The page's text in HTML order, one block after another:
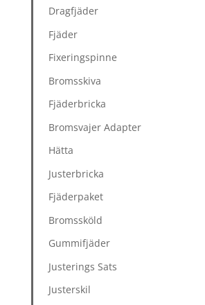
Dragfjäder
Fjäder
Fixeringspinne
Bromsskiva
Fjäderbricka
Bromsvajer Adapter
Hätta
Justerbricka
Fjäderpaket
Bromssköld
Gummifjäder
Justerings Sats
Justerskil